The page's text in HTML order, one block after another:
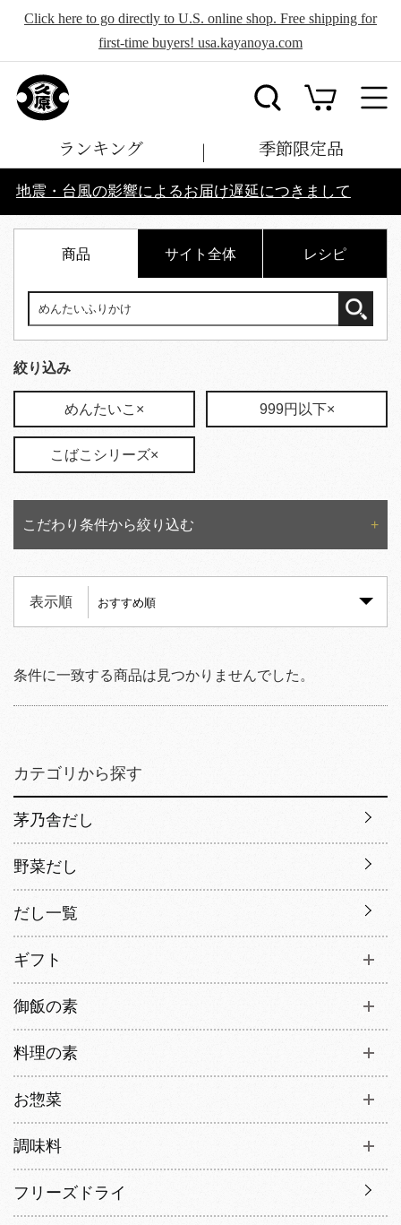
Click here to go directly to U.S. online shop. Free shipping for
first-time buyers! usa.kayanoya.com
ランキング 季節限定品
地震・台風の影響によるお届け遅延につきまして
商品 サイト全体 レシピ
絞り込み
めんたいこ× 999円以下×
こばこシリーズ×
こだわり条件から絞り込む
表示順
条件に一致する商品は見つかりませんでした。
カテゴリから探す
茅乃舎だし
野菜だし
だし一覧
ギフト
御飯の素
料理の素
お惣菜
調味料
フリーズドライ